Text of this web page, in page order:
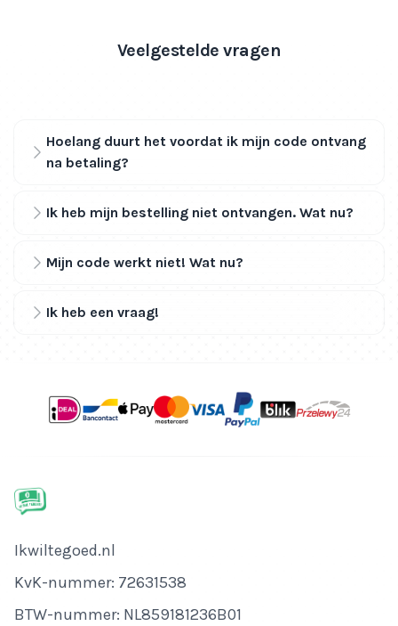
Veelgestelde vragen
Hoelang duurt het voordat ik mijn code ontvang
na betaling?
Ik heb mijn bestelling niet ontvangen. Wat nu?
Mijn code werkt niet! Wat nu?
Ik heb een vraag!
Bedrijfsnaam
Ikwiltegoed.nl
KvK-nummer
KvK-nummer: 72631538
BTW-nummer
BTW-nummer: NL859181236B01